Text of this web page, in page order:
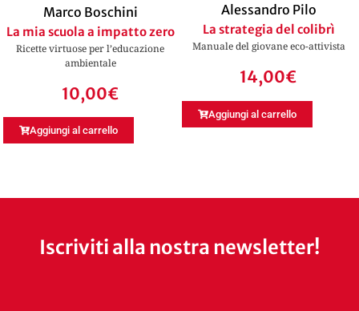
Marco Boschini
La mia scuola a impatto zero
Ricette virtuose per l’educazione
ambientale
10,00€
Aggiungi al carrello
Alessandro Pilo
La strategia del colibrì
Manuale del giovane eco-attivista
14,00€
Aggiungi al carrello
Iscriviti alla nostra newsletter!